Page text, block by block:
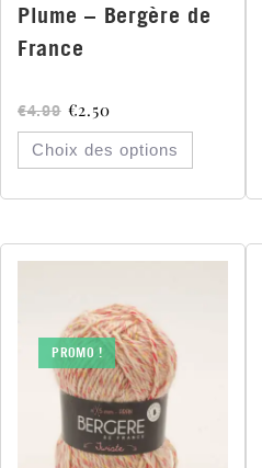
Plume – Bergère de
France
€4.99 €2.50
Choix des options
PROMO !